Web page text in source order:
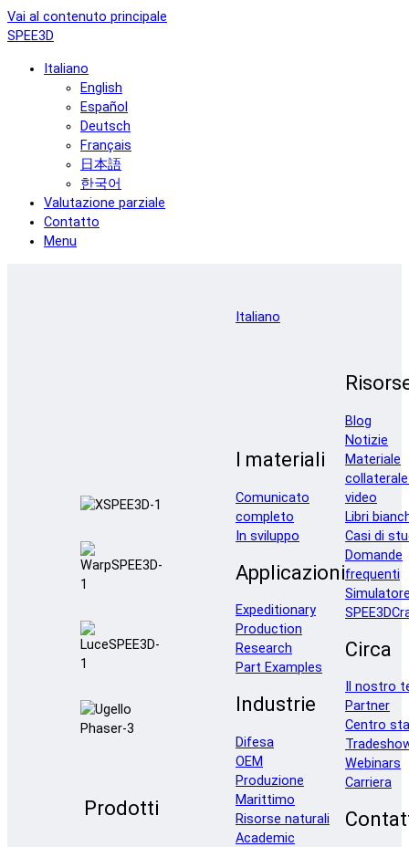
Vai al contenuto principale
SPEE3D
Italiano
English
Español
Deutsch
Français
日本語
한국어
Valutazione parziale
Contatto
Menu
Prodotti
Italiano
I materiali
Comunicato
completo
In sviluppo
Applicazioni
Expeditionary
Production
Research
Part Examples
Industrie
Difesa
OEM
Produzione
Marittimo
Risorse naturali
Academic
Blog
Notizie
Materiale
video
Libri
Casi di
Domande
frequenti
Circa
Il nostro
Partner
Centro
Webinars
Carriera